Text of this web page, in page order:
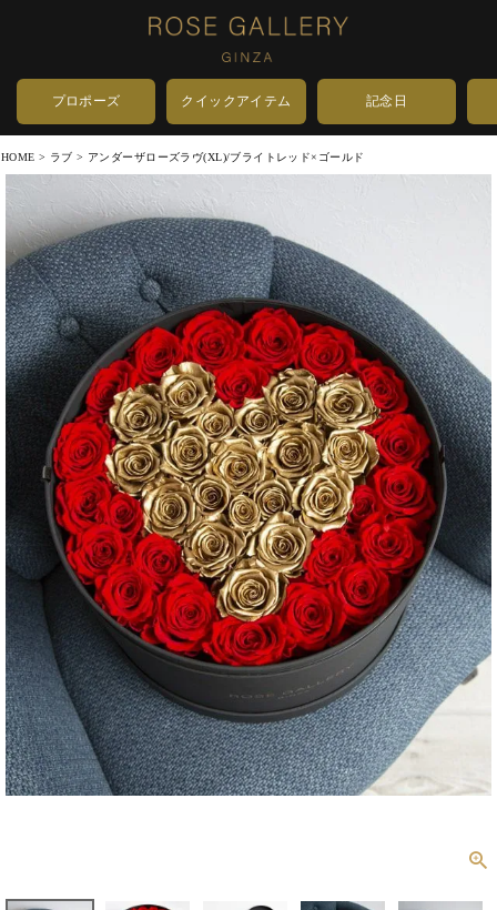
プロポーズ クイックアイテム 記念日
HOME ラブ アンダーザローズラヴ(XL)/ブライトレッド×ゴールド